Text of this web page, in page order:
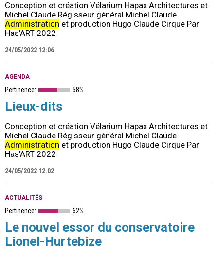
Conception et création Vélarium Hapax Architectures et
Michel Claude Régisseur général Michel Claude
Administration et production Hugo Claude Cirque Par
Has'ART 2022
24/05/2022 12:06
AGENDA
Pertinence: 58%
Lieux-dits
Conception et création Vélarium Hapax Architectures et
Michel Claude Régisseur général Michel Claude
Administration et production Hugo Claude Cirque Par
Has'ART 2022
24/05/2022 12:02
ACTUALITÉS
Pertinence: 62%
Le nouvel essor du conservatoire
Lionel-Hurtebize